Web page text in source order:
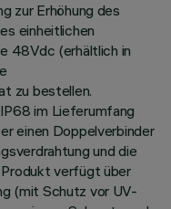
zur Erhöhung des
einheitlichen
48Vdc (erhältlich in
zu bestellen.
im Lieferumfang
einen Doppelverbinder
und die
Produkt verfügt über
(mit Schutz vor UV-